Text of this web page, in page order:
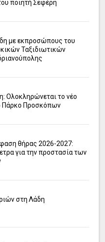
ποιητή Σεφέρη
με εκπροσώπους του
Ταξιδιωτικών
Ολοκληρώνεται το νέο
Πάρκο Προσκόπων
θήρας 2026-2027:
για την προστασία των
στη Λάδη